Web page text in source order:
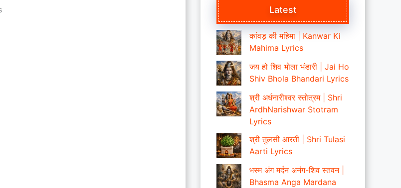
Latest
कांवड़ की महिमा | Kanwar Ki
Mahima Lyrics
जय हो शिव भोला भंडारी | Jai Ho
Shiv Bhola Bhandari Lyrics
श्री अर्धनारीश्वर स्तोत्रम | Shri
ArdhNarishwar Stotram
Lyrics
श्री तुलसी आरती | Shri Tulasi
Aarti Lyrics
भस्म अंग मर्दन अनंग-शिव स्तवन |
Bhasma Anga Mardana